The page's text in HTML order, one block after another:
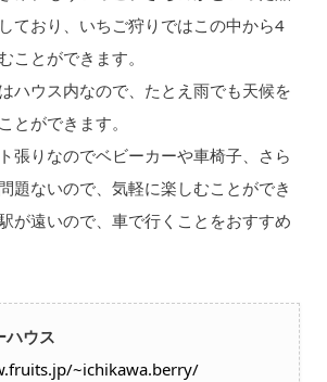
ており、いちご狩りではこの中から4
ことができます。
ハウス内なので、たとえ雨でも天候を
とができます。
張りなのでベビーカーや車椅子、さら
題ないので、気軽に楽しむことができ
が遠いので、車で行くことをおすすめ
ハウス
~ichikawa.berry/